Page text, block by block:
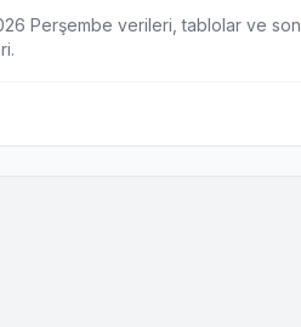
Perşembe verileri, tablolar ve son